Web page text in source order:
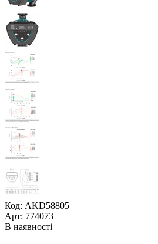
Код: AKD58805
Арт: 774073
В наявності